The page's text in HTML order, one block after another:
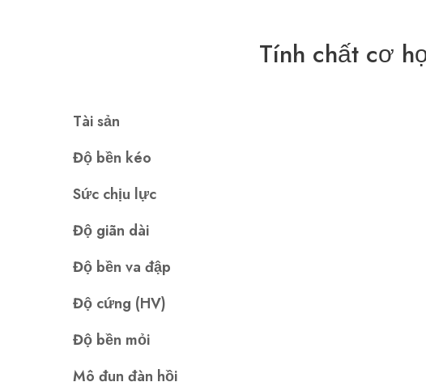
Tính chất cơ
Tài sản
Độ bền kéo
Sức chịu lực
Độ giãn dài
Độ bền va đập
Độ cứng (HV)
Độ bền mỏi
Mô đun đàn hồi